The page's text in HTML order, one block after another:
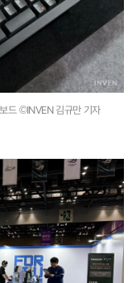
드 ©INVEN 김규만 기자